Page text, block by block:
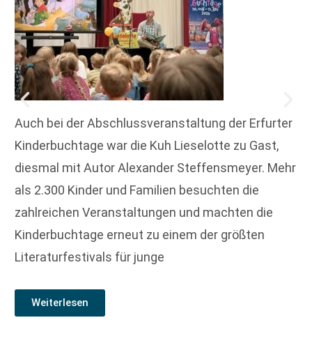
Auch bei der Abschlussveranstaltung der Erfurter
Kinderbuchtage war die Kuh Lieselotte zu Gast,
diesmal mit Autor Alexander Steffensmeyer. Mehr
als 2.300 Kinder und Familien besuchten die
zahlreichen Veranstaltungen und machten die
Kinderbuchtage erneut zu einem der größten
Literaturfestivals für junge
Weiterlesen